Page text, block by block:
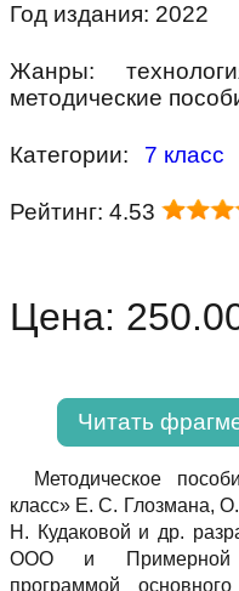
Год издания: 2022
Жанры:
методические
Категории: 7 класс
Рейтинг: 4.53
Цена:
Читать
Методическое
класс» Е. С. Глозмана,
Н. Кудаковой и др.
ООО и Примерной
программой